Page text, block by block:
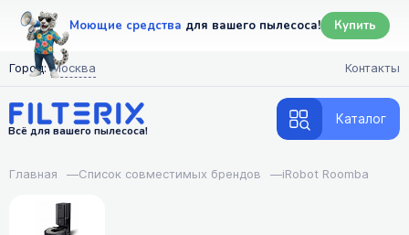
Моющие средства для вашего пылесоса! Купить
Город: Москва Контакты
Всё для вашего пылесоса!
Каталог
Главная —Список совместимых брендов —iRobot Roomba